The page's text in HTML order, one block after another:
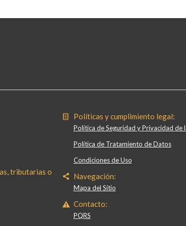
tributarias o
Políticas y cumplimiento legal:
Política de Seguridad y Privacidad de
Política de Tratamiento de Datos
Condiciones de Uso
Navegación:
Mapa del Sitio
Contacto:
PQRS